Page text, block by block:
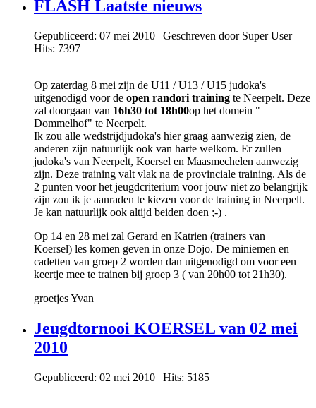
FLASH Laatste nieuws
Gepubliceerd: 07 mei 2010 | Geschreven door Super User|
Hits: 7397
Op zaterdag 8 mei zijn de U11 / U13 / U15 judoka's
uitgenodigd voor de open randori training te Neerpelt. Deze
zal doorgaan van 16h30 tot 18h00op het domein "
Dommelhof" te Neerpelt.
Ik zou alle wedstrijdjudoka's hier graag aanwezig zien, de
anderen zijn natuurlijk ook van harte welkom. Er zullen
judoka's van Neerpelt, Koersel en Maasmechelen aanwezig
zijn. Deze training valt vlak na de provinciale training. Als de
2 punten voor het jeugdcriterium voor jouw niet zo belangrijk
zijn zou ik je aanraden te kiezen voor de training in Neerpelt.
Je kan natuurlijk ook altijd beiden doen ;-) .
Op 14 en 28 mei zal Gerard en Katrien (trainers van
Koersel) les komen geven in onze Dojo. De miniemen en
cadetten van groep 2 worden dan uitgenodigd om voor een
keertje mee te trainen bij groep 3 ( van 20h00 tot 21h30).
groetjes Yvan
Jeugdtornooi KOERSEL van 02 mei
2010
Gepubliceerd: 02 mei 2010 | Hits: 5185